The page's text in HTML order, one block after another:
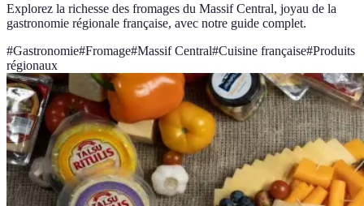
Explorez la richesse des fromages du Massif Central, joyau de la
gastronomie régionale française, avec notre guide complet.
#Gastronomie#Fromage#Massif Central#Cuisine française#Produits
régionaux